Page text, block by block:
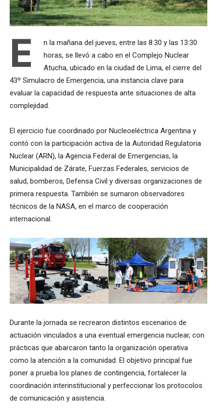
E
n la mañana del jueves, entre las 8:30 y las 13:30
horas, se llevó a cabo en el Complejo Nuclear
Atucha, ubicado en la ciudad de Lima, el cierre del
43º Simulacro de Emergencia, una instancia clave para
evaluar la capacidad de respuesta ante situaciones de alta
complejidad.
El ejercicio fue coordinado por Nucleoeléctrica Argentina y
contó con la participación activa de la Autoridad Regulatoria
Nuclear (ARN), la Agencia Federal de Emergencias, la
Municipalidad de Zárate, Fuerzas Federales, servicios de
salud, bomberos, Defensa Civil y diversas organizaciones de
primera respuesta. También se sumaron observadores
técnicos de la NASA, en el marco de cooperación
internacional.
Durante la jornada se recrearon distintos escenarios de
actuación vinculados a una eventual emergencia nuclear, con
prácticas que abarcaron tanto la organización operativa
como la atención a la comunidad. El objetivo principal fue
poner a prueba los planes de contingencia, fortalecer la
coordinación interinstitucional y perfeccionar los protocolos
de comunicación y asistencia.